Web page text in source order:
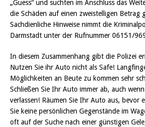
„Guess“ und suchten im Anschluss das
die Schäden auf einen zweistelligen Betrag
Sachdienliche Hinweise nimmt die
Darmstadt unter der Rufnummer 06151/
In diesem Zusammenhang gibt die Polizei
Nutzen Sie ihr Auto nicht als Safe!
Möglichkeiten an Beute zu kommen sehr
Schließen Sie Ihr Auto immer ab, auch
verlassen! Räumen Sie Ihr Auto aus, bevor
Sie keine persönlichen Gegenstände im
oft auf der Suche nach einer günstigen